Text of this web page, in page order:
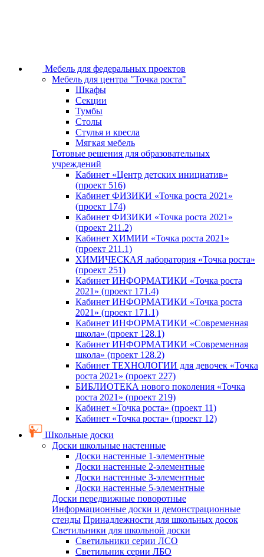
Мебель для федеральных проектов
Мебель для центра "Точка роста"
Шкафы
Секции
Тумбы
Столы
Стулья и кресла
Мягкая мебель
Готовые решения для образовательных
учреждений
Кабинет «Центр детских инициатив»
(проект 516)
Кабинет ФИЗИКИ «Точка роста 2021»
(проект 174)
Кабинет ФИЗИКИ «Точка роста 2021»
(проект 211.2)
Кабинет ХИМИИ «Точка роста 2021»
(проект 211.1)
ХИМИЧЕСКАЯ лаборатория «Точка роста»
(проект 251)
Кабинет ИНФОРМАТИКИ «Точка роста
2021» (проект 171.4)
Кабинет ИНФОРМАТИКИ «Точка роста
2021» (проект 171.1)
Кабинет ИНФОРМАТИКИ «Современная
школа» (проект 128.1)
Кабинет ИНФОРМАТИКИ «Современная
школа» (проект 128.2)
Кабинет ТЕХНОЛОГИИ для девочек «Точка
роста 2021» (проект 227)
БИБЛИОТЕКА нового поколения «Точка
роста 2021» (проект 219)
Кабинет «Точка роста» (проект 11)
Кабинет «Точка роста» (проект 12)
Школьные доски
Доски школьные настенные
Доски настенные 1-элементные
Доски настенные 2-элементные
Доски настенные 3-элементные
Доски настенные 5-элементные
Доски передвижные поворотные
Информационные доски и демонстрационные
стенды Принадлежности для школьных досок
Светильники для школьной доски
Светильники серии ЛСО
Светильник серии ЛБО